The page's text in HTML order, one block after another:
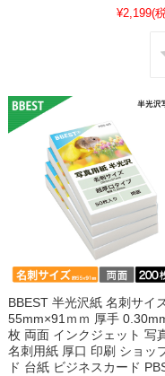
¥2,199(
BBEST 半光沢紙 名刺サイ
55mm×91ｍｍ 厚手
枚 両面 インクジェット 写
名刺用紙 厚口 印刷 ショッ
ド 台紙 ビジネスカード